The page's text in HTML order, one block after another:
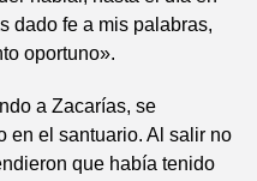
dado fe a mis palabras,
oportuno».
a Zacarías, se
en el santuario. Al salir no
que había tenido